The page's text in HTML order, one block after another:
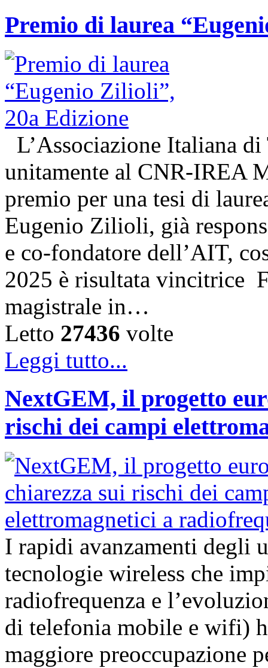
Premio di laurea
L’Associazione Italiana
unitamente al CNR-IREA
premio per una tesi di
Eugenio Zilioli, già
e co-fondatore dell’AIT,
2025 è risultata vincitrice
magistrale in…
Letto 27436 volte
Leggi tutto...
NextGEM, il progetto
rischi dei campi
I rapidi avanzamenti degli
tecnologie wireless che
radiofrequenza e
di telefonia mobile e wifi)
maggiore preoccupazione